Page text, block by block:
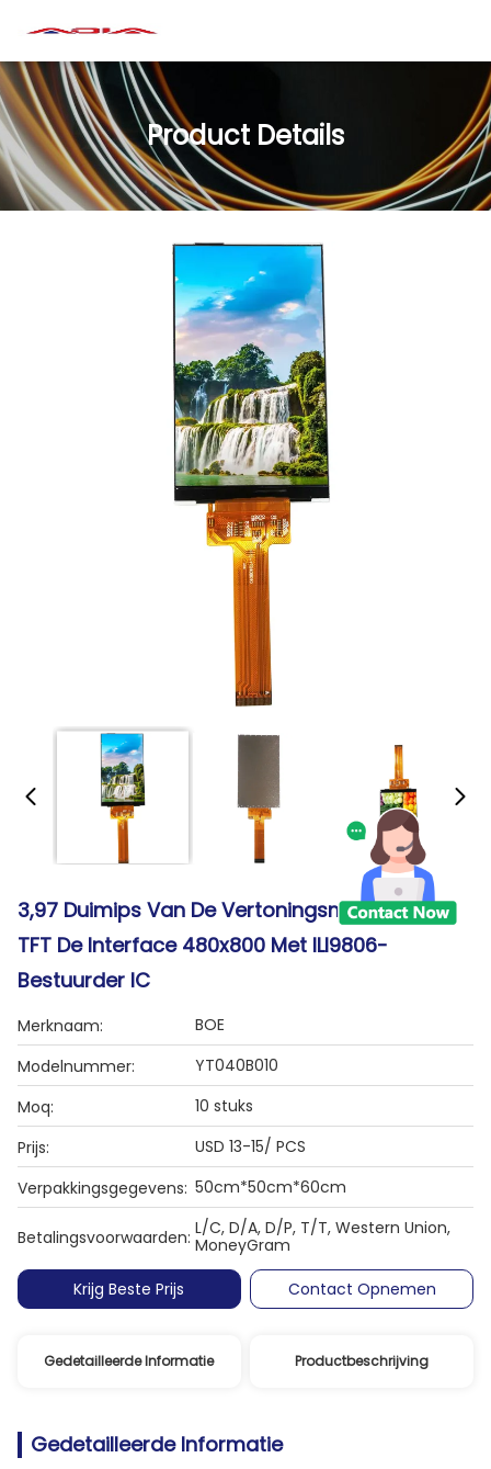
Product Details
3,97 Duimips Van De Vertoningsmipi Dsi Van
TFT De Interface 480x800 Met ILI9806-
Bestuurder IC
Merknaam:
BOE
Modelnummer:
YT040B010
Moq:
10 stuks
Prijs:
USD 13-15/ PCS
Verpakkingsgegevens: 50cm*50cm*60cm
Betalingsvoorwaarden: L/C, D/A, D/P, T/T, Western Union,
MoneyGram
Krijg Beste Prijs
Contact Opnemen
Gedetailleerde Informatie Productbeschrijving
Gedetailleerde Informatie